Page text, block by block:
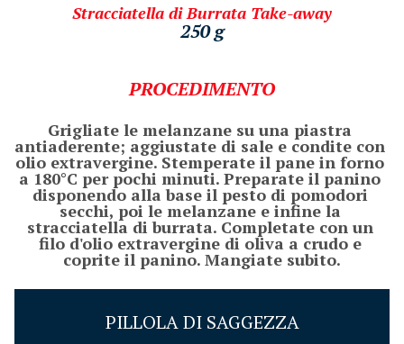
Stracciatella di Burrata Take-away
250 g
PROCEDIMENTO
Grigliate le melanzane su una piastra
antiaderente; aggiustate di sale e condite con
olio extravergine. Stemperate il pane in forno
a 180°C per pochi minuti. Preparate il panino
disponendo alla base il pesto di pomodori
secchi, poi le melanzane e infine la
stracciatella di burrata. Completate con un
filo d'olio extravergine di oliva a crudo e
coprite il panino. Mangiate subito.
PILLOLA DI SAGGEZZA